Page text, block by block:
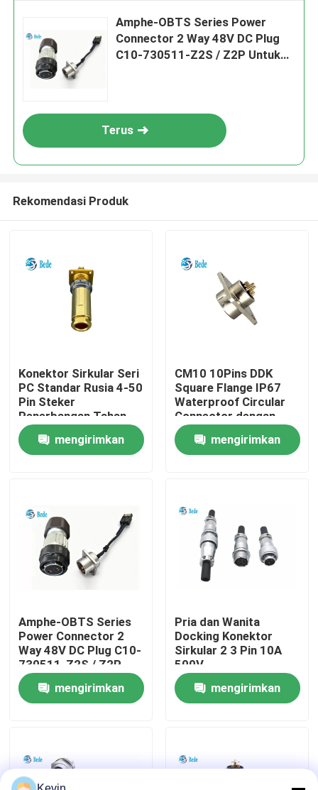
Rumah
Produk
Wisata pabrik
Kontrol kualitas
Berita
blog
Konektor Penerbangan GX
Amphe-OBTS Series Power
Connector 2 Way 48V DC Plug
C10-730511-Z2S / Z2P Untuk
Terus
Rekomendasi Produk
Konektor Sirkular Seri
PC Standar Rusia 4-50
Pin Steker
Penerbangan Tahan
Air IP68
mengirimkan
CM10 10Pins DDK
Square Flange IP67
Waterproof Circular
Connector dengan
Solder Termination
mengirimkan
Amphe-OBTS Series
Power Connector 2
Way 48V DC Plug C10-
730511-Z2S / Z2P
Untuk Cell Tower
mengirimkan
Pria dan Wanita
Docking Konektor
Sirkular 2 3 Pin 10A
500V
mengirimkan